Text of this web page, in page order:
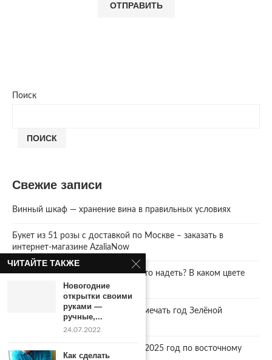
Поиск
ПОИСК
Свежие записи
Винный шкаф — хранение вина в правильных условиях
Букет из 51 розы с доставкой по Москве – заказать в
интернет-магазине AzaliaNow
Год Зеленой Деревянной Змеи. Что надеть? В каком цвете
встречать 2025 Новый год.
2025 год. Где и как правильно отмечать год Зелёной
Деревянной Змеи
Что год грядущий нам готовит… 2025 год по восточному
ЧИТАЙТЕ ТАКЖЕ
Новогодние
открытки своими
руками —
ручные,...
24.07.2022
Как сделать